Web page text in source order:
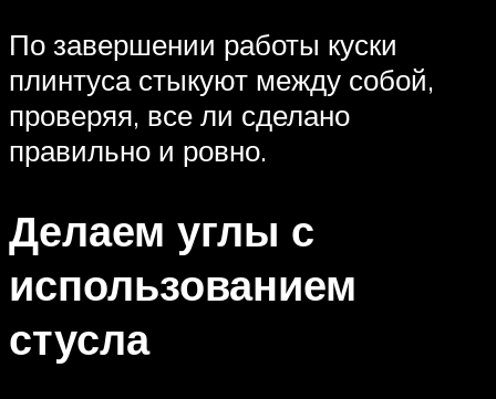
По завершении работы куски
плинтуса стыкуют между собой,
проверяя, все ли сделано
правильно и ровно.
Делаем углы с
использованием
стусла